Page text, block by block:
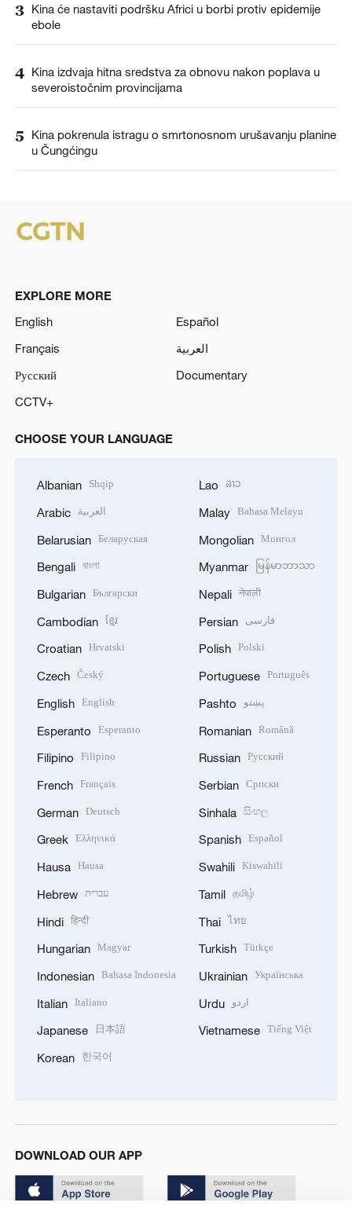
3 Kina će nastaviti podršku Africi u borbi protiv epidemije
ebole
4 Kina izdvaja hitna sredstva za obnovu nakon poplava u
severoistočnim provincijama
5
Kina pokrenula istragu o smrtonosnom urušavanju planine
u Čungćingu
EXPLORE MORE
English
Español
Français
العربية
Русский
Documentary
CCTV+
CHOOSE YOUR LANGUAGE
Albanian Shqip
Arabic العربية
Belarusian Беларуская
Bengali বাংলা
Bulgarian Български
Cambodian ខ្មែរ
Croatian Hrvatski
Czech Český
English English
Esperanto Esperanto
Filipino Filipino
French Français
German Deutsch
Greek Ελληνικά
Hausa Hausa
Hebrew עברית
Hindi हिन्दी
Hungarian Magyar
Indonesian Bahasa Indonesia
Italian Italiano
Japanese 日本語
Korean 한국어
Lao ລາວ
Malay Bahasa Melayu
Mongolian Монгол
Myanmar မြန်မာဘာသာ
Nepali नेपाली
Persian فارسی
Polish Polski
Portuguese Português
Pashto پښتو
Romanian Română
Russian Русский
Serbian Српски
Sinhala සිංහල
Spanish Español
Swahili Kiswahili
Tamil தமிழ்
Thai ไทย
Turkish Türkçe
Ukrainian Українська
Urdu اردو
Vietnamese Tiếng Việt
DOWNLOAD OUR APP